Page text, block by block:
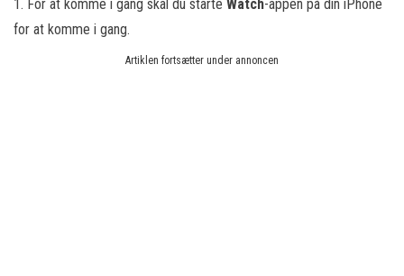
1. For at komme i gang skal du starte Watch-appen på din iPhone
for at komme i gang.
Artiklen fortsætter under annoncen